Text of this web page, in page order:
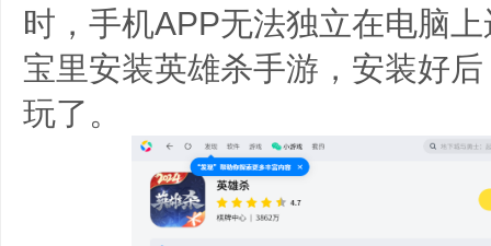
时，手机APP无法独立在电脑
宝里安装英雄杀手游，安装好
玩了。